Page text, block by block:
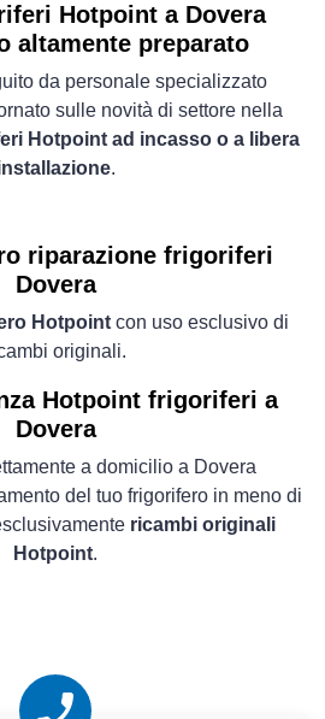
Hotpoint a Dovera
altamente preparato
da personale specializzato
sulle novità di settore nella
Hotpoint ad incasso o a libera
.
riparazione frigoriferi
Dovera
Hotpoint con uso esclusivo di
originali.
Hotpoint frigoriferi a
Dovera
a domicilio a Dovera
del tuo frigorifero in meno di
ricambi originali
Hotpoint.